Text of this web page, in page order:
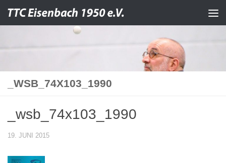
Zum Inhalt springen
_WSB_74X103_1990
_wsb_74x103_1990
19. JUNI 2015